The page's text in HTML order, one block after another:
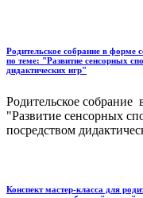
Родительское собрание в форме
по теме: "Развитие сенсорных
дидактических игр"
Родительское собрание
"Развитие сенсорных
посредством
Конспект мастер-класса для